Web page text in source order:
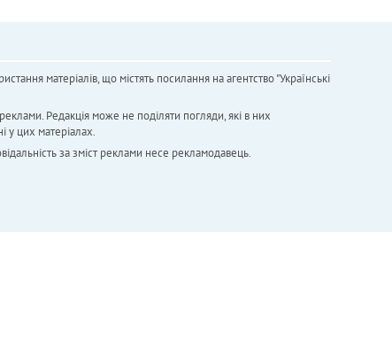
матеріалів, що містять посилання на агентство "Українськi
Редакція може не поділяти погляди, які в них
у цих матеріалах.
за зміст реклами несе рекламодавець.